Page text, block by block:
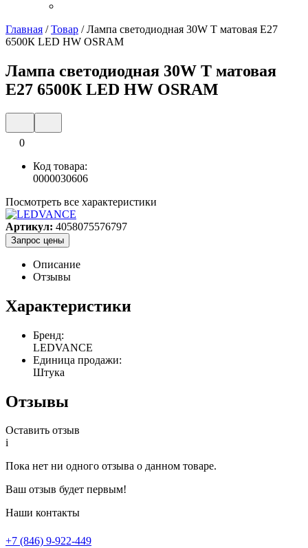
Главная /Товар /Лампа светодиодная 30W Т матовая Е27
6500К LED HW OSRAM
Лампа светодиодная 30W Т матовая
Е27 6500К LED HW OSRAM
0
Код товара:
0000030606
Посмотреть все характеристики
Артикул: 4058075576797
Запрос цены
Описание
Отзывы
Характеристики
Бренд:
LEDVANCE
Единица продажи:
Штука
Отзывы
Оставить отзыв
i
Пока нет ни одного отзыва о данном товаре.
Ваш отзыв будет первым!
Наши контакты
+7 (846) 9-922-449